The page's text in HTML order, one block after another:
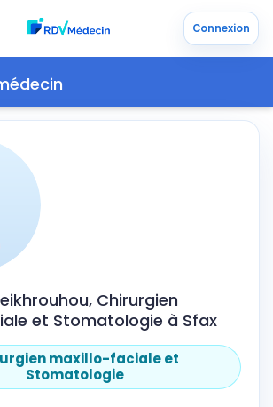
Connexion
Chirurgien
et Stomatologie à Sfax
maxillo-faciale et
Stomatologie